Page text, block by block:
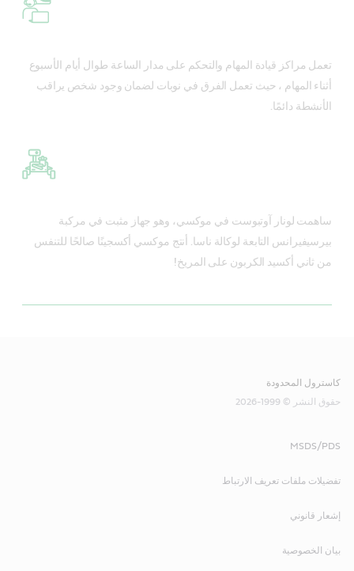
تعمل مراكز قيادة المهام والتحكم على مدار الساعة طوال أيام الأسبوع
أثناء المهام ، حيث تعمل الفرق في نوبات لضمان وجود شخص يراقب
الأنشطة دائمًا.
ساهمت لونار آوتبوست في موكسي، وهو جهاز مثبت في مركبة
بيرسيفيرانس التابعة لوكالة ناسا. أنتج موكسي أكسجينًا صالحًا للتنفس
من ثاني أكسيد الكربون على المريخ!
كاسترول المحدودة
حقوق النشر © 1999-2026
MSDS/PDS
تفضيلات ملفات تعريف الارتباط
إشعار قانوني
بيان الخصوصية